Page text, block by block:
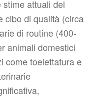
attuali del
cibo di qualità (circa
di routine (400-
animali domestici
come toelettatura e